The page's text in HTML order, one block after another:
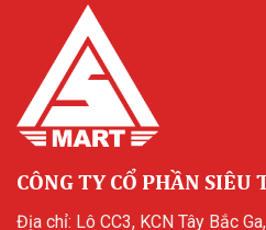
CÔNG TY CỔ PHẦN SIÊU
Địa chỉ: Lô CC3, KCN Tây Bắc